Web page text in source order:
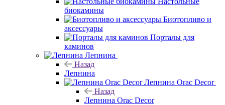
биокамины
Биотопливо и
аксессуары
Порталы для
каминов
Лепнина
Назад
Лепнина
Лепнина Orac Decor
Назад
Лепнина Orac Decor